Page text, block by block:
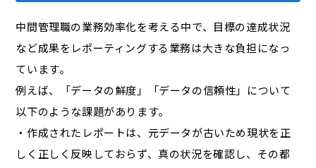
中間管理職の業務効率化を考える中で、目標の達成状況
など成果をレポーティングする業務は大きな負担になっ
ています。
例えば、「データの鮮度」「データの信頼性」について
以下のような課題があります。
・作成されたレポートは、元データが古いため現状を正
しく正しく反映しておらず、真の状況を確認し、その都